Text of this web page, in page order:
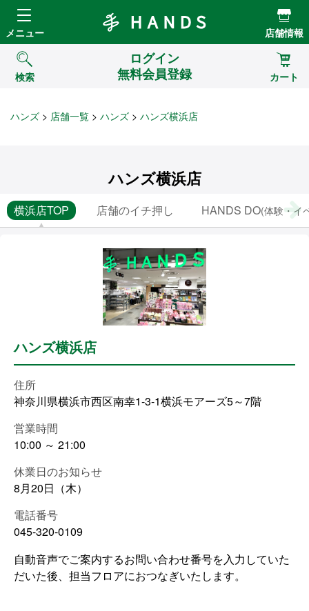
Hands ハンズ
メニュー 店舗情報
検索
ログイン
無料会員登録
カート
ハンズ 店舗一覧 ハンズ ハンズ横浜店
ハンズ横浜店
横浜店TOP 店舗のイチ押し HANDS DO(体験・イ
ハンズ横浜店
住所
神奈川県横浜市西区南幸1-3-1横浜モアーズ5～7階
営業時間
10:00 ～ 21:00
休業日のお知らせ
8月20日（木）
電話番号
045-320-0109
自動音声でご案内するお問い合わせ番号を入力していた
だいた後、担当フロアにおつなぎいたします。